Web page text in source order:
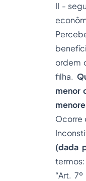
II -
ordem
filha.
menor
Ocorre
(dada
termos:
“Art.